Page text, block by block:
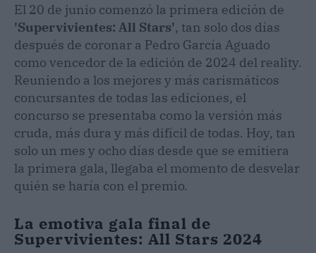
El 20 de junio comenzó la primera edición de
'Supervivientes: All Stars', tan solo dos días
después de coronar a Pedro García Aguado
como vencedor de la edición de 2024 del reality.
Reuniendo a los mejores y más carismáticos
concursantes de todas las ediciones, el
concurso se presentaba como la versión más
cruda, más dura y más difícil de todas. Hoy, tan
solo un mes y ocho días desde que se emitiera
la primera gala, llegaba el momento de desvelar
quién se haría con el premio.
La emotiva gala final de
Supervivientes: All Stars 2024